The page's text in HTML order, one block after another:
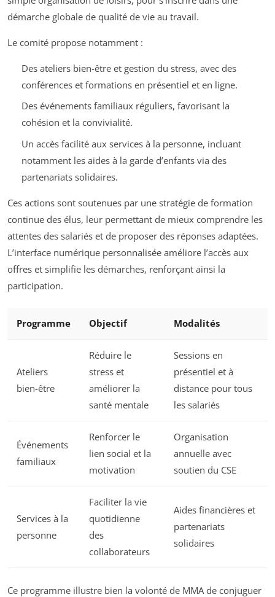
démarche globale de qualité de vie au travail.
Le comité propose notamment :
Des ateliers bien-être et gestion du stress, avec des
conférences et formations en présentiel et en ligne.
Des événements familiaux réguliers, favorisant la
cohésion et la convivialité.
Un accès facilité aux services à la personne, incluant
notamment les aides à la garde d’enfants via des
partenariats solidaires.
Ces actions sont soutenues par une stratégie de formation
continue des élus, leur permettant de mieux comprendre les
attentes des salariés et de proposer des réponses adaptées.
L’interface numérique personnalisée améliore l’accès aux
offres et simplifie les démarches, renforçant ainsi la
participation.
Programme Objectif Modalités
Ateliers
bien-être
Réduire le
stress et
améliorer la
santé mentale
Sessions en
présentiel et à
distance pour tous
les salariés
Événements
familiaux
Renforcer le
lien social et la
motivation
Organisation
annuelle avec
soutien du CSE
Services à la
personne
Faciliter la vie
quotidienne
des
collaborateurs
Aides financières et
partenariats
solidaires
Ce programme illustre bien la volonté de MMA de conjuguer